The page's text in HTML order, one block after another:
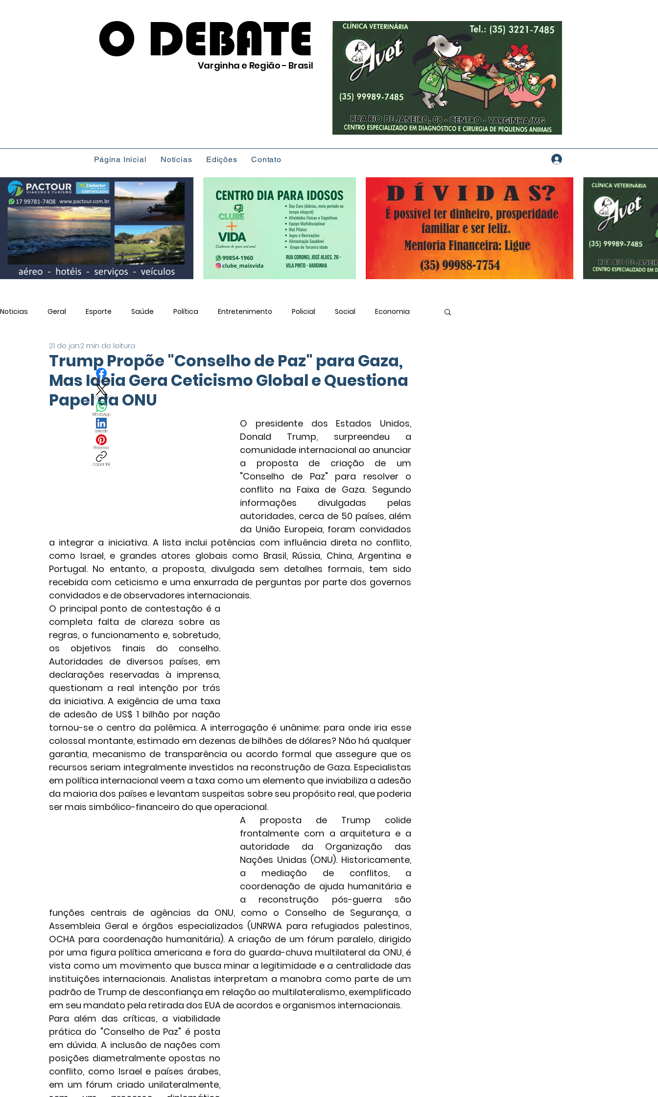
O DEBATE
Varginha e Região - Brasil
Página Inicial Notícias Edições Contato
Noticias Geral Esporte Saúde Política Entretenimento Policial Social Economia
Utilidade PúblicaTrump Propõe "Conselho de Paz" para Gaza,
Mas Ideia Gera Ceticismo Global e Questiona
Papel da ONU
21 de jan.2 min de leitura
O presidente dos Estados Unidos,
Donald Trump, surpreendeu a
comunidade internacional ao anunciar
a proposta de criação de um
"Conselho de Paz" para resolver o
conflito na Faixa de Gaza. Segundo
informações divulgadas pelas
autoridades, cerca de 50 países, além
da União Europeia, foram convidados
a integrar a iniciativa. A lista inclui potências com influência direta no conflito,
como Israel, e grandes atores globais como Brasil, Rússia, China, Argentina e
Portugal. No entanto, a proposta, divulgada sem detalhes formais, tem sido
recebida com ceticismo e uma enxurrada de perguntas por parte dos governos
convidados e de observadores internacionais.
O principal ponto de contestação é a
completa falta de clareza sobre as
regras, o funcionamento e, sobretudo,
os objetivos finais do conselho.
Autoridades de diversos países, em
declarações reservadas à imprensa,
questionam a real intenção por trás
da iniciativa. A exigência de uma taxa
de adesão de US$ 1 bilhão por nação
tornou-se o centro da polêmica. A interrogação é unânime: para onde iria esse
colossal montante, estimado em dezenas de bilhões de dólares? Não há qualquer
garantia, mecanismo de transparência ou acordo formal que assegure que os
recursos seriam integralmente investidos na reconstrução de Gaza. Especialistas
em política internacional veem a taxa como um elemento que inviabiliza a adesão
da maioria dos países e levantam suspeitas sobre seu propósito real, que poderia
ser mais simbólico-financeiro do que operacional.
A proposta de Trump colide
frontalmente com a arquitetura e a
autoridade da Organização das
Nações Unidas (ONU). Historicamente,
a mediação de conflitos, a
coordenação de ajuda humanitária e
a reconstrução pós-guerra são
funções centrais de agências da ONU, como o Conselho de Segurança, a
Assembleia Geral e órgãos especializados (UNRWA para refugiados palestinos,
OCHA para coordenação humanitária). A criação de um fórum paralelo, dirigido
por uma figura política americana e fora do guarda-chuva multilateral da ONU, é
vista como um movimento que busca minar a legitimidade e a centralidade das
instituições internacionais. Analistas interpretam a manobra como parte de um
padrão de Trump de desconfiança em relação ao multilateralismo, exemplificado
em seu mandato pela retirada dos EUA de acordos e organismos internacionais.
Para além das críticas, a viabilidade
prática do "Conselho de Paz" é posta
em dúvida. A inclusão de nações com
posições diametralmente opostas no
conflito, como Israel e países árabes,
em um fórum criado unilateralmente,
Facebook
X (Twitter)
WhatsApp
LinkedIn
Pinterest
Copiar link